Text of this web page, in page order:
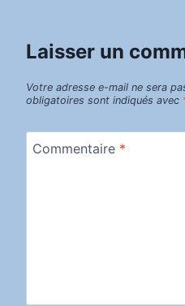
Laisser un
Votre adresse e-mail ne sera
obligatoires sont indiqués avec
Commentaire *